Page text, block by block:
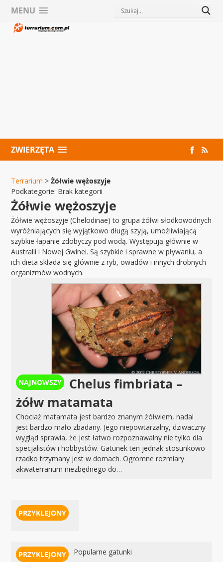
MENU
ZWIERZĘTA
Terrarium >Żółwie wężoszyje
Podkategorie: Brak kategorii
Żółwie wężoszyje
Żółwie wężoszyje (Chelodinae) to grupa żółwi słodkowodnych
wyróżniających się wyjątkowo długą szyją, umożliwiającą
szybkie łapanie zdobyczy pod wodą. Występują głównie w
Australii i Nowej Gwinei. Są szybkie i sprawne w pływaniu, a
ich dieta składa się głównie z ryb, owadów i innych drobnych
organizmów wodnych.
Chelus fimbriata –
żółw matamata
Chociaż matamata jest bardzo znanym żółwiem, nadal
jest bardzo mało zbadany. Jego niepowtarzalny, dziwaczny
wygląd sprawia, że jest łatwo rozpoznawalny nie tylko dla
specjalistów i hobbystów. Gatunek ten jednak stosunkowo
rzadko trzymany jest w domach. Ogromne rozmiary
akwaterrarium niezbędnego do…
Popularne gatunki